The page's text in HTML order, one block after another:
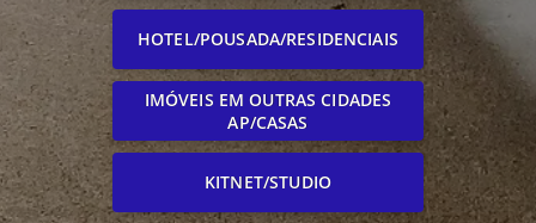
HOTEL/POUSADA/RESIDENCIAIS
IMÓVEIS EM OUTRAS CIDADES
AP/CASAS
KITNET/STUDIO